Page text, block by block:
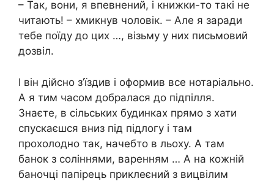
– Так, вони, я впевнений, і книжки-то такі не
читають! – хмикнув чоловік. – Але я заради
тебе поїду до цих …, візьму у них письмовий
дозвіл.
І він дійсно з’їздив і оформив все нотаріально.
А я тим часом добралася до підпілля.
Знаєте, в сільських будинках прямо з хати
спускаєшся вниз під підлогу і там
прохолодно так, начебто в льоху. А там
банок з соліннями, варенням … А на кожній
баночці папірець приклеєний з вицвілим